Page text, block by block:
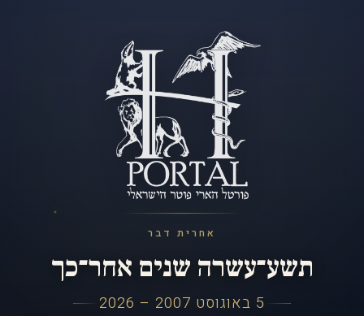
אחרית דבר
תשע־עשרה שנים אחר־כך
5 באוגוסט 2007 – 2026